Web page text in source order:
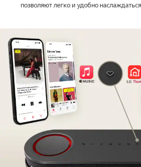
позволяют легко и удобно